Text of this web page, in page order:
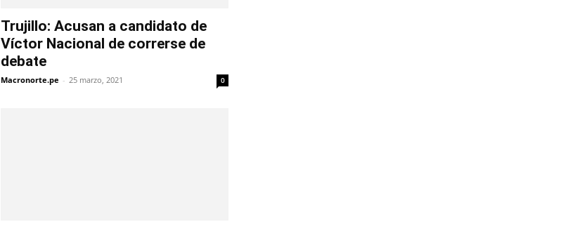
Trujillo: Acusan a candidato de
Víctor Nacional de correrse de
debate
Macronorte.pe - 25 marzo, 2021 0